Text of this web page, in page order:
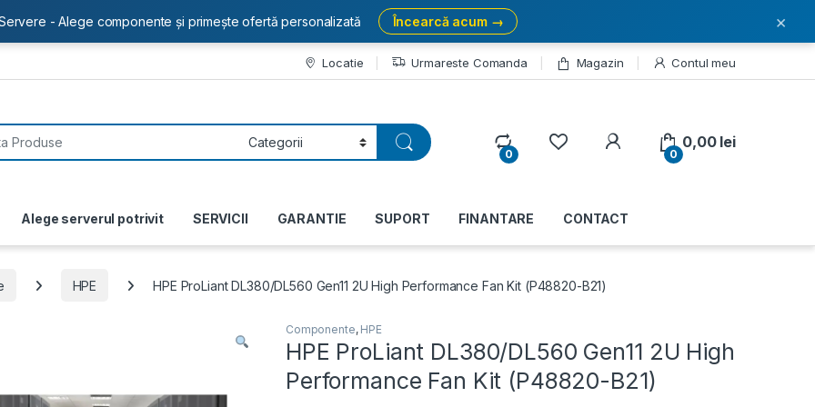
Locatie Urmareste Comanda Magazin Contul meu
0
My Account
0
0,00 lei
Alege serverul potrivit SERVICII GARANTIE SUPORT FINANTARE CONTACT
HPE HPE ProLiant DL380/DL560 Gen11 2U High Performance Fan Kit (P48820-B21)
Componente, HPE
HPE ProLiant DL380/DL560 Gen11 2U High
Performance Fan Kit (P48820-B21)
- Alege componente și primește ofertă personalizată Încearcă acum → ×